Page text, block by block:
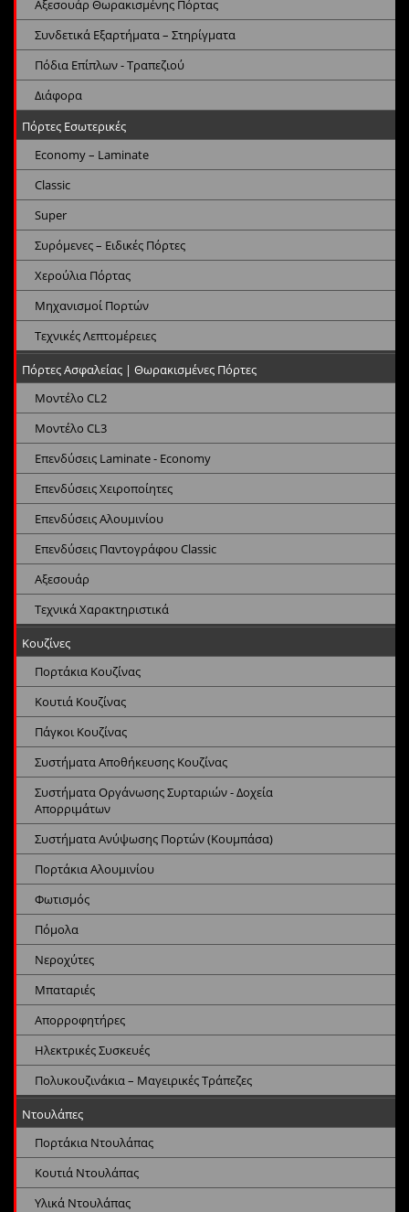
Αξεσουάρ Θωρακισμένης Πόρτας
Συνδετικά Εξαρτήματα – Στηρίγματα
Πόδια Επίπλων - Τραπεζιού
Διάφορα
Πόρτες Εσωτερικές
Economy – Laminate
Classic
Super
Συρόμενες – Ειδικές Πόρτες
Χερούλια Πόρτας
Μηχανισμοί Πορτών
Τεχνικές Λεπτομέρειες
Πόρτες Ασφαλείας | Θωρακισμένες Πόρτες
Μοντέλο CL2
Μοντέλο CL3
Επενδύσεις Laminate - Economy
Επενδύσεις Χειροποίητες
Επενδύσεις Αλουμινίου
Επενδύσεις Παντογράφου Classic
Αξεσουάρ
Τεχνικά Χαρακτηριστικά
Κουζίνες
Πορτάκια Κουζίνας
Κουτιά Κουζίνας
Πάγκοι Κουζίνας
Συστήματα Αποθήκευσης Κουζίνας
Συστήματα Οργάνωσης Συρταριών - Δοχεία
Απορριμάτων
Συστήματα Ανύψωσης Πορτών (Κουμπάσα)
Πορτάκια Αλουμινίου
Φωτισμός
Πόμολα
Νεροχύτες
Μπαταριές
Απορροφητήρες
Ηλεκτρικές Συσκευές
Πολυκουζινάκια – Μαγειρικές Τράπεζες
Ντουλάπες
Πορτάκια Ντουλάπας
Κουτιά Ντουλάπας
Υλικά Ντουλάπας